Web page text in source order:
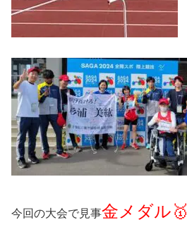
今回の大会で見事金メダル🥇